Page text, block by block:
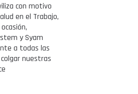
con motivo
en el Trabajo,
y Syam
a todas las
nuestras